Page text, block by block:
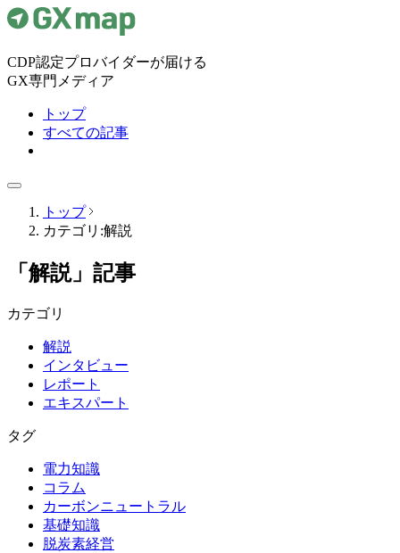
CDP認定プロバイダーが届ける
GX専門メディア
トップ
すべての記事
トップ
カテゴリ:解説
「解説」記事
カテゴリ
解説
インタビュー
レポート
エキスパート
タグ
電力知識
コラム
カーボンニュートラル
基礎知識
脱炭素経営